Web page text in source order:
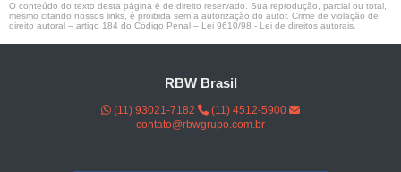
O conteúdo do texto desta página é de direito reservado. Sua reprodução, parcial ou total,
mesmo citando nossos links, é proibida sem a autorização do autor. Crime de violação de
direito autoral – artigo 184 do Código Penal – Lei 9610/98 - Lei de direitos autorais
RBW Brasil
(11) 93021-7182
(11) 4512-5900
contato@rbwgrupo.com.br